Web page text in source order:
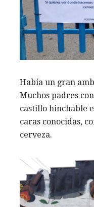
Había un gran
Muchos padres
castillo hinchable
caras conocidas,
cerveza.